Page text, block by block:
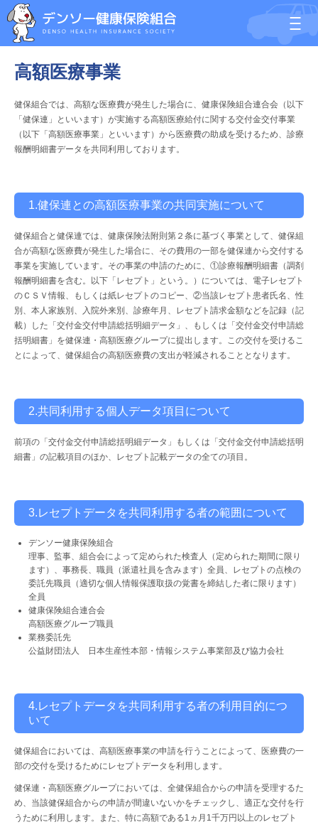
高額医療事業
健保組合では、高額な医療費が発生した場合に、健康保険組合連合会（以下
「健保連」といいます）が実施する高額医療給付に関する交付金交付事業
（以下「高額医療事業」といいます）から医療費の助成を受けるため、診療
報酬明細書データを共同利用しております。
1.健保連との高額医療事業の共同実施について
健保組合と健保連では、健康保険法附則第２条に基づく事業として、健保組
合が高額な医療費が発生した場合に、その費用の一部を健保連から交付する
事業を実施しています。その事業の申請のために、①診療報酬明細書（調剤
報酬明細書を含む。以下「レセプト」という。）については、電子レセプト
のＣＳＶ情報、もしくは紙レセプトのコピー、②当該レセプト患者氏名、性
別、本人家族別、入院外来別、診療年月、レセプト請求金額などを記録（記
載）した「交付金交付申請総括明細データ」、もしくは「交付金交付申請総
括明細書」を健保連・高額医療グループに提出します。この交付を受けるこ
とによって、健保組合の高額医療費の支出が軽減されることとなります。
2.共同利用する個人データ項目について
前項の「交付金交付申請総括明細データ」もしくは「交付金交付申請総括明
細書」の記載項目のほか、レセプト記載データの全ての項目。
3.レセプトデータを共同利用する者の範囲について
デンソー健康保険組合
理事、監事、組合会によって定められた検査人（定められた期間に限り
ます）、事務長、職員（派遣社員を含みます）全員、レセプトの点検の
委託先職員（適切な個人情報保護取扱の覚書を締結した者に限ります）
全員
健康保険組合連合会
高額医療グループ職員
業務委託先
公益財団法人 日本生産性本部・情報システム事業部及び協力会社
4.レセプトデータを共同利用する者の利用目的につ
いて
健保組合においては、高額医療事業の申請を行うことによって、医療費の一
部の交付を受けるためにレセプトデータを利用します。
健保連・高額医療グループにおいては、全健保組合からの申請を受理するた
め、当該健保組合からの申請が間違いないかをチェックし、適正な交付を行
うために利用します。また、特に高額である1ヵ月1千万円以上のレセプト